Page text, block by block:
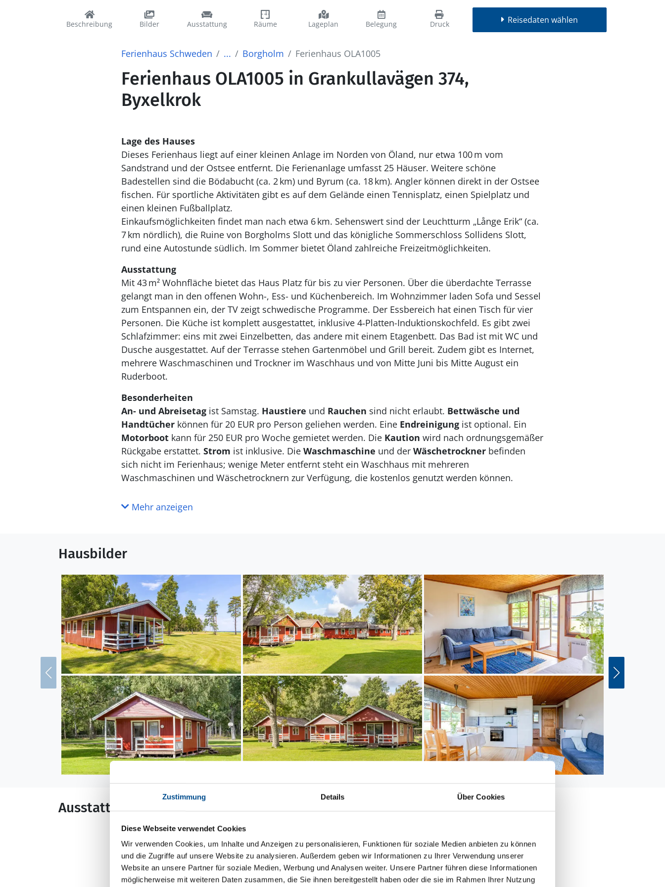
Zustimmung Details Über Cookies
Diese Webseite verwendet Cookies
Wir verwenden Cookies, um Inhalte und Anzeigen zu personalisieren, Funktionen für soziale Medien anbieten zu können
und die Zugriffe auf unsere Website zu analysieren. Außerdem geben wir Informationen zu Ihrer Verwendung unserer
Website an unsere Partner für soziale Medien, Werbung und Analysen weiter. Unsere Partner führen diese Informationen
möglicherweise mit weiteren Daten zusammen, die Sie ihnen bereitgestellt haben oder die sie im Rahmen Ihrer Nutzung
Beschreibung Bilder Ausstattung Räume Lageplan Belegung Druck Reisedaten wählen
Ferienhaus Schweden ... Borgholm Ferienhaus OLA1005
Ferienhaus OLA1005 in Grankullavägen 374,
Byxelkrok
Lage des Hauses
Dieses Ferienhaus liegt auf einer kleinen Anlage im Norden von Öland, nur etwa 100m vom
Sandstrand und der Ostsee entfernt. Die Ferienanlage umfasst 25 Häuser. Weitere schöne
Badestellen sind die Bödabucht (ca. 2km) und Byrum (ca. 18km). Angler können direkt in der Ostsee
fischen. Für sportliche Aktivitäten gibt es auf dem Gelände einen Tennisplatz, einen Spielplatz und
einen kleinen Fußballplatz.
Einkaufsmöglichkeiten findet man nach etwa 6km. Sehenswert sind der Leuchtturm „Långe Erik“(ca.
7km nördlich), die Ruine von Borgholms Slott und das königliche Sommerschloss Sollidens Slott,
rund eine Autostunde südlich. Im Sommer bietet Öland zahlreiche Freizeitmöglichkeiten.
Ausstattung
Mit 43m²Wohnfläche bietet das Haus Platz für bis zu vier Personen. Über die überdachte Terrasse
gelangt man in den offenen Wohn-, Ess- und Küchenbereich. Im Wohnzimmer laden Sofa und Sessel
zum Entspannen ein, der TV zeigt schwedische Programme. Der Essbereich hat einen Tisch für vier
Personen. Die Küche ist komplett ausgestattet, inklusive 4‑Platten-Induktionskochfeld. Es gibt zwei
Schlafzimmer: eins mit zwei Einzelbetten, das andere mit einem Etagenbett. Das Bad ist mit WC und
Dusche ausgestattet. Auf der Terrasse stehen Gartenmöbel und Grill bereit. Zudem gibt es Internet,
mehrere Waschmaschinen und Trockner im Waschhaus und von Mitte Juni bis Mitte August ein
Ruderboot.
Besonderheiten
An- und Abreisetag ist Samstag. Haustiere und Rauchen sind nicht erlaubt. Bettwäsche und
Handtücher können für 20 EUR pro Person geliehen werden. Eine Endreinigung ist optional. Ein
Motorboot kann für 250 EUR pro Woche gemietet werden. Die Kaution wird nach ordnungsgemäßer
Rückgabe erstattet. Strom ist inklusive. Die Waschmaschine und der Wäschetrocknerbefinden
sich nicht im Ferienhaus; wenige Meter entfernt steht ein Waschhaus mit mehreren
Waschmaschinen und Wäschetrocknern zur Verfügung, die kostenlos genutzt werden können.
Mehr anzeigen
Hausbilder
Ausstattung
Allgemeines
Anzahl Personen: 4
Baujahr: 1970
Boot
Abstand Einkauf: 6.000 m
Abstand Strand: 100 m